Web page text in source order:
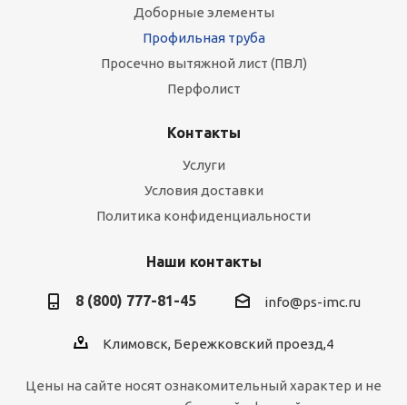
Доборные элементы
Профильная труба
Просечно вытяжной лист (ПВЛ)
Перфолист
Контакты
Услуги
Условия доставки
Политика конфиденциальности
Наши контакты
8 (800) 777-81-45 info@ps-imc.ru
Климовск, Бережковский проезд,4
Цены на сайте носят ознакомительный характер и не